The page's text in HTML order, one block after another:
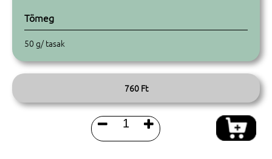
Tömeg
50 g/ tasak
760 Ft
 